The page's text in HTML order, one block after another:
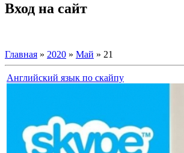
Вход на сайт
Главная » 2020 » Май » 21
Английский язык по скайпу